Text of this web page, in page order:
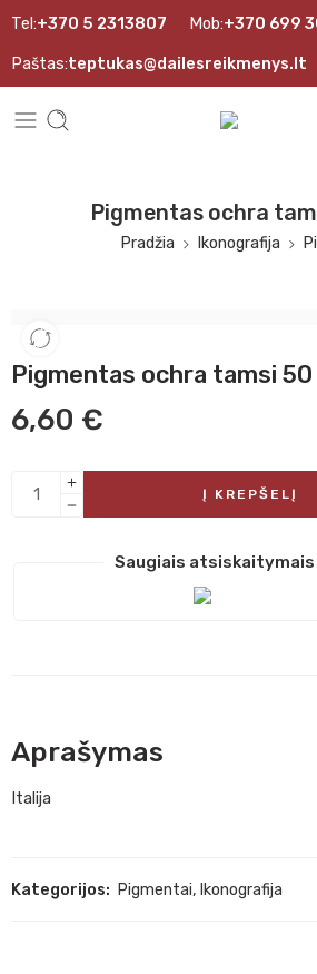
Tel:+370 5 2313807 Mob:+370 699
Paštas:teptukas@dailesreikmenys.lt
Pigmentas ochra
Pradžia Ikonografija
Pigmentas ochra tamsi 50
6,60 €
Į KREPŠELĮ
Saugiais atsiskaitymais
Aprašymas
Italija
Kategorijos: Pigmentai, Ikonografija